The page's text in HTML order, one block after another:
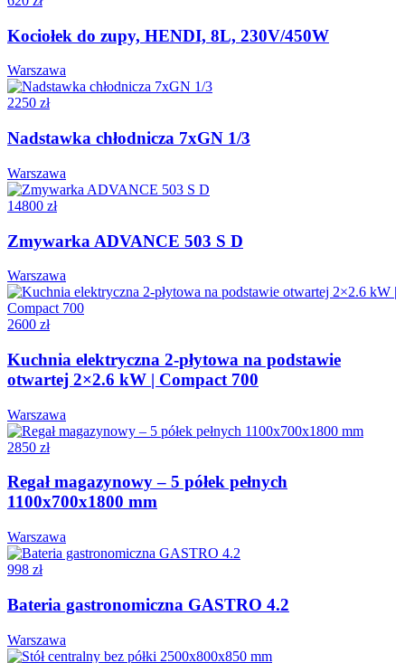
Kociołek do zupy, HENDI, 8L, 230V/450W
Warszawa
2250 zł
Nadstawka chłodnicza 7xGN 1/3
Warszawa
14800 zł
Zmywarka ADVANCE 503 S D
Warszawa
2600 zł
Kuchnia elektryczna 2-płytowa na podstawie
otwartej 2×2.6 kW | Compact 700
Warszawa
2850 zł
Regał magazynowy – 5 półek pełnych
1100x700x1800 mm
Warszawa
998 zł
Bateria gastronomiczna GASTRO 4.2
Warszawa